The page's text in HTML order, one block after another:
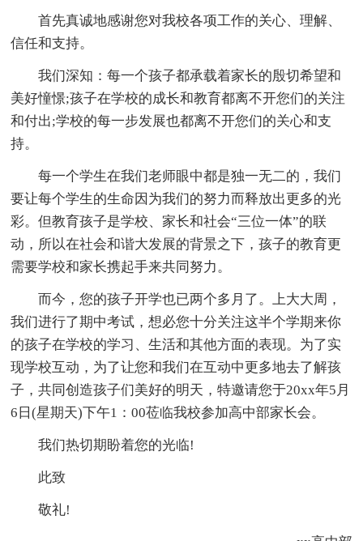
首先真诚地感谢您对我校各项工作的关心、理解、
信任和支持。
我们深知：每一个孩子都承载着家长的殷切希望和
美好憧憬;孩子在学校的成长和教育都离不开您们的关注
和付出;学校的每一步发展也都离不开您们的关心和支
持。
每一个学生在我们老师眼中都是独一无二的，我们
要让每个学生的生命因为我们的努力而释放出更多的光
彩。但教育孩子是学校、家长和社会“三位一体”的联
动，所以在社会和谐大发展的背景之下，孩子的教育更
需要学校和家长携起手来共同努力。
而今，您的孩子开学也已两个多月了。上大大周，
我们进行了期中考试，想必您十分关注这半个学期来你
的孩子在学校的学习、生活和其他方面的表现。为了实
现学校互动，为了让您和我们在互动中更多地去了解孩
子，共同创造孩子们美好的明天，特邀请您于20xx年5月
6日(星期天)下午1：00莅临我校参加高中部家长会。
我们热切期盼着您的光临!
此致
敬礼!